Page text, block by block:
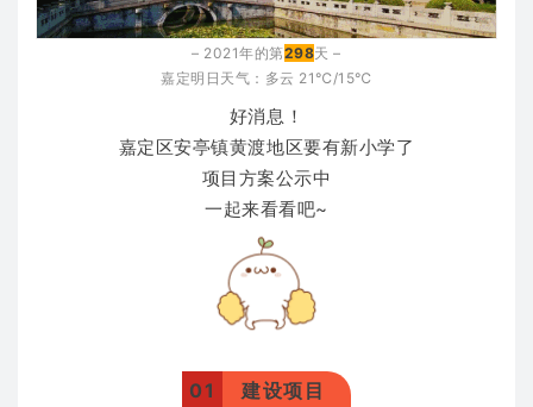
– 2021年的第298天 –
嘉定明日天气：多云 21℃/15℃
好消息！
嘉定区安亭镇黄渡地区要有新小学了
项目方案公示中
一起来看看吧~
01 建设项目